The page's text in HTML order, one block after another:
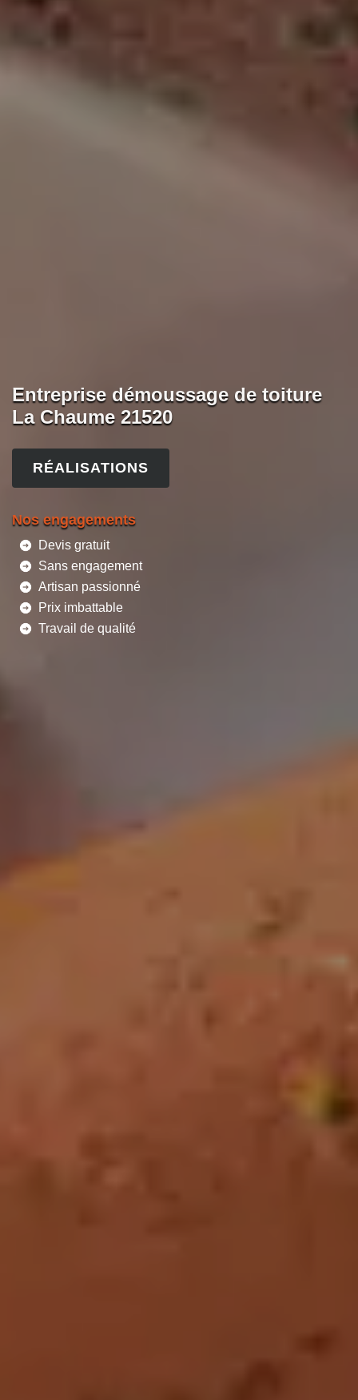
Entreprise démoussage de toiture
La Chaume 21520
RÉALISATIONS
Nos engagements
Devis gratuit
Sans engagement
Artisan passionné
Prix imbattable
Travail de qualité